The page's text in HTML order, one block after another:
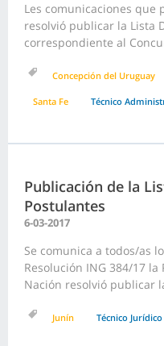
Les comunicaciones que
resolvió publicar la Lista
correspondiente al
Concepción del Uruguay
Santa Fe Técnico
Publicación de la
Postulantes
6-03-2017
Se comunica a todos/as
Resolución ING 384/17
Nación resolvió publicar
Junín Técnico Jurídico